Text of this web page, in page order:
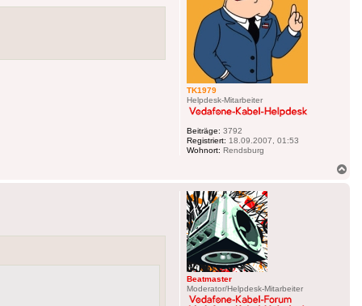
TK1979
Helpdesk-Mitarbeiter
Beiträge: 3792
Registriert: 18.09.2007, 01:53
Wohnort: Rendsburg
Beatmaster
Moderator/Helpdesk-Mitarbeiter